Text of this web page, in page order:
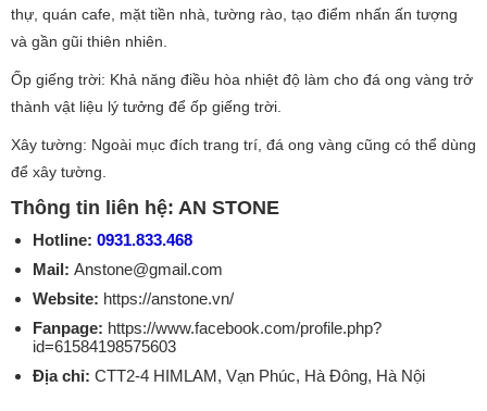
thự, quán cafe, mặt tiền nhà, tường rào, tạo điểm nhấn ấn tượng
và gần gũi thiên nhiên.
Ốp giếng trời: Khả năng điều hòa nhiệt độ làm cho đá ong vàng trở
thành vật liệu lý tưởng để ốp giếng trời.
Xây tường: Ngoài mục đích trang trí, đá ong vàng cũng có thể dùng
để xây tường.
Thông tin liên hệ: AN STONE
Hotline: 0931.833.468
Mail: Anstone@gmail.com
Website: https://anstone.vn/
Fanpage: https://www.facebook.com/profile.php?
id=61584198575603
Địa chỉ: CTT2-4 HIMLAM, Vạn Phúc, Hà Đông, Hà Nội